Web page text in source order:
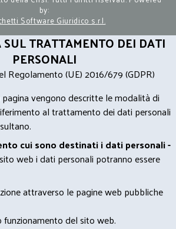
by:
Software Giuridico s.r.l.
TRATTAMENTO DEI DATI
PERSONALI
Regolamento (UE) 2016/679 (GDPR)
vengono descritte le modalità di
al trattamento dei dati personali
cui sono destinati i dati personali -
web i dati personali potranno essere
attraverso le pagine web pubbliche
del sito web.